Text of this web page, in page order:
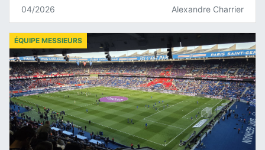
04/2026 Alexandre Charrier
ÉQUIPE MESSIEURS